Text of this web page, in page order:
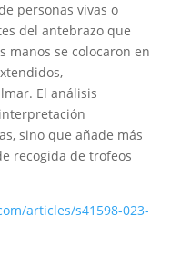
personas vivas o
del antebrazo que
manos se colocaron en
El análisis
sino que añade más
recogida de trofeos
articles/s41598-023-